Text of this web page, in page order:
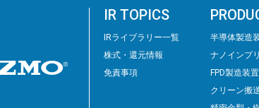
IR TOPICS
IRライブラリー⼀覧
株式・還元情報
免責事項
半導体製造
ナノインプ
FPD製造装置
クリーン搬